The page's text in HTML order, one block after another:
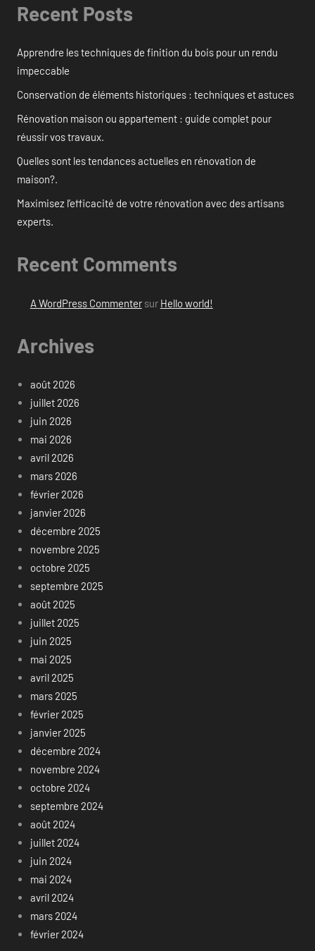
Recent Posts
Apprendre les techniques de finition du bois pour un rendu
impeccable
Conservation de éléments historiques : techniques et astuces
Rénovation maison ou appartement : guide complet pour
réussir vos travaux.
Quelles sont les tendances actuelles en rénovation de
maison?.
Maximisez l’efficacité de votre rénovation avec des artisans
experts.
Recent Comments
A WordPress Commentersur Hello world!
Archives
août 2026
juillet 2026
juin 2026
mai 2026
avril 2026
mars 2026
février 2026
janvier 2026
décembre 2025
novembre 2025
octobre 2025
septembre 2025
août 2025
juillet 2025
juin 2025
mai 2025
avril 2025
mars 2025
février 2025
janvier 2025
décembre 2024
novembre 2024
octobre 2024
septembre 2024
août 2024
juillet 2024
juin 2024
mai 2024
avril 2024
mars 2024
février 2024